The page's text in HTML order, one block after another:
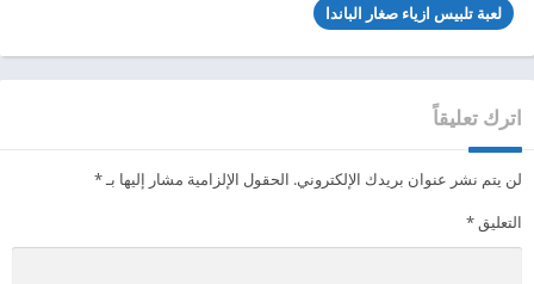
لعبة تلبيس ازياء صغار الباندا
اترك تعليقاً
لن يتم نشر عنوان بريدك الإلكتروني. الحقول الإلزامية مشار إليها بـ*
التعليق*